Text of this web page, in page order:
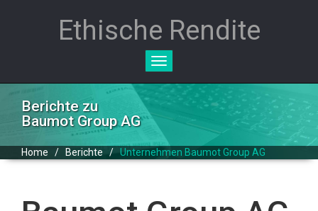
Ethische Rendite
Toggle
Berichte zu
Baumot Group AG
Home / Berichte / Unternehmen Baumot Group AG